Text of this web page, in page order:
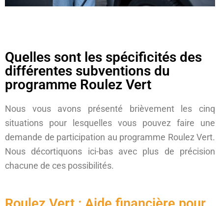
Quelles sont les spécificités des
différentes subventions du
programme Roulez Vert
Nous vous avons présenté brièvement les cinq
situations pour lesquelles vous pouvez faire une
demande de participation au programme Roulez Vert.
Nous décortiquons ici-bas avec plus de précision
chacune de ces possibilités.